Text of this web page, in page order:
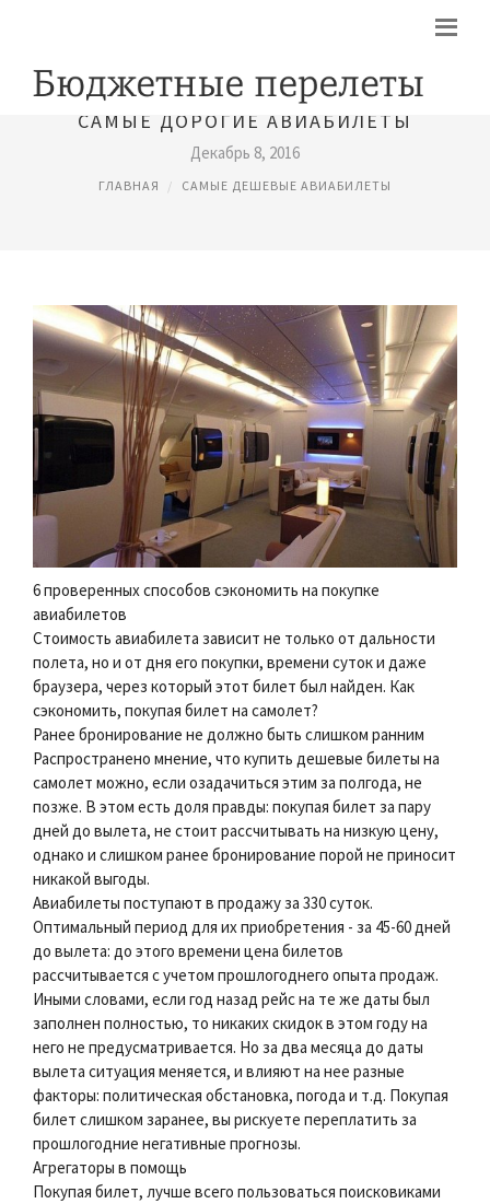
САМЫЕ ДОРОГИЕ АВИАБИЛЕТЫ
Декабрь 8, 2016
ГЛАВНАЯ САМЫЕ ДЕШЕВЫЕ АВИАБИЛЕТЫ
6 проверенных способов сэкономить на покупке
авиабилетов
Стоимость авиабилета зависит не только от дальности
полета, но и от дня его покупки, времени суток и даже
браузера, через который этот билет был найден. Как
сэкономить, покупая билет на самолет?
Ранее бронирование не должно быть слишком ранним
Распространено мнение, что купить дешевые билеты на
самолет можно, если озадачиться этим за полгода, не
позже. В этом есть доля правды: покупая билет за пару
дней до вылета, не стоит рассчитывать на низкую цену,
однако и слишком ранее бронирование порой не приносит
никакой выгоды.
Авиабилеты поступают в продажу за 330 суток.
Оптимальный период для их приобретения - за 45-60 дней
до вылета: до этого времени цена билетов
рассчитывается с учетом прошлогоднего опыта продаж.
Иными словами, если год назад рейс на те же даты был
заполнен полностью, то никаких скидок в этом году на
него не предусматривается. Но за два месяца до даты
вылета ситуация меняется, и влияют на нее разные
факторы: политическая обстановка, погода и т.д. Покупая
билет слишком заранее, вы рискуете переплатить за
прошлогодние негативные прогнозы.
Агрегаторы в помощь
Покупая билет, лучше всего пользоваться поисковиками